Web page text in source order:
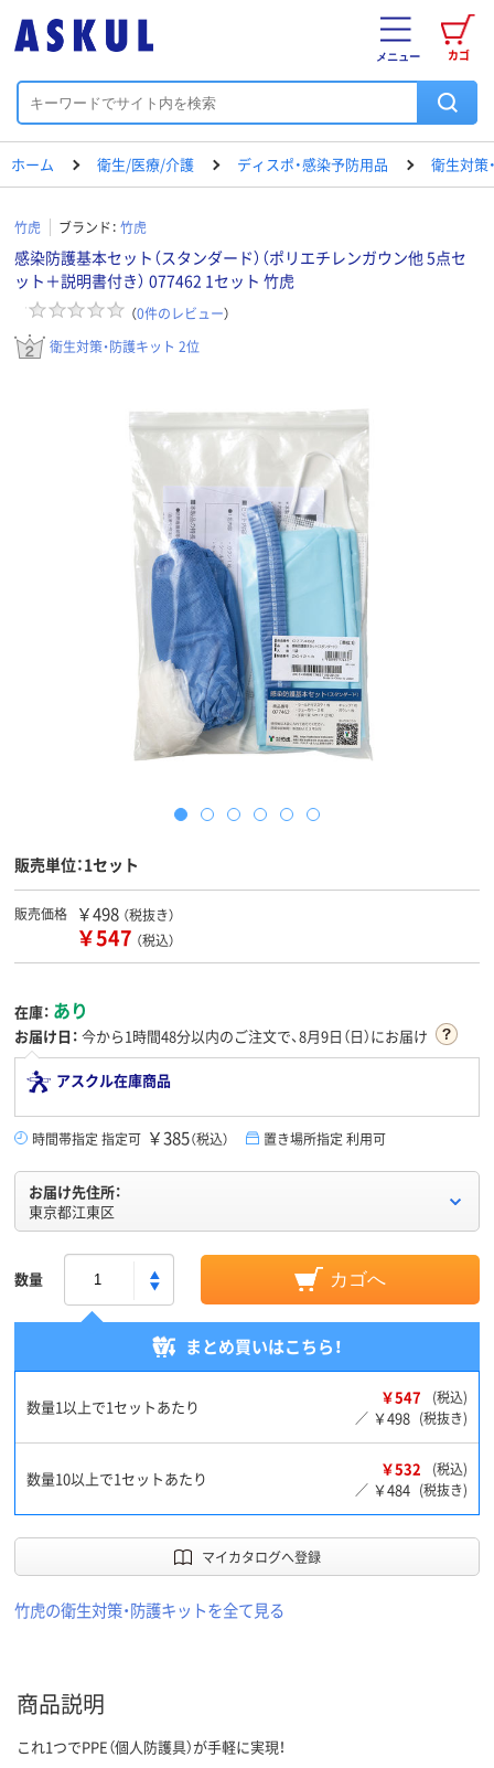
カゴ
メニュー
ホーム 衛生/医療/介護 ディスポ・感染予防用品 衛生対策
竹虎 ブランド： 竹虎
感染防護基本セット（スタンダード）（ポリエチレンガウン他 5点セ
ット＋説明書付き） 077462 1セット 竹虎
（0件のレビュー）
衛生対策・防護キット 2位
販売単位：1セット
販売価格 ￥498 （税抜き）
￥547 （税込）
在庫： あり
お届け日： 今から1時間48分以内のご注文で、8月9日（日）にお届け
アスクル在庫商品
時間帯指定 指定可 ￥385（税込） 置き場所指定 利用可
お届け先住所：
東京都江東区
数量 カゴへ
まとめ買いはこちら！
数量1以上で1セットあたり ￥547
(税込)
／ ￥498 (税抜き)
数量10以上で1セットあたり ￥532
(税込)
／ ￥484 (税抜き)
マイカタログへ登録
竹虎の衛生対策・防護キットを全て見る
商品説明
これ1つでPPE（個人防護具）が手軽に実現！